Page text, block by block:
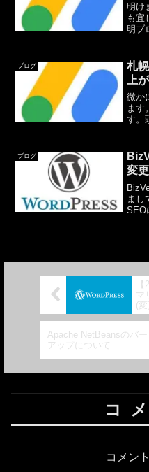
明け
も宜
明ブ
ます
てお
ブログ
札
上
微か
ます
す。
的な
感じ
ブログ
変更
まし
SEO
マ
(
Apache NetBeansのバー
アップについて
コ
コメン